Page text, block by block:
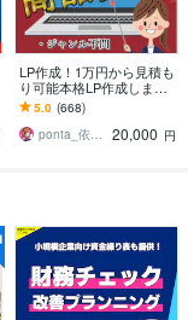
LP作成！1万円から見積も
り可能本格LP作成します
元広告代理店勤務、現ア
フィリエイターがLP作成
★サンプルあり
5.0 (668)
ponta_依頼多数のため返信遅れます
20,000 円